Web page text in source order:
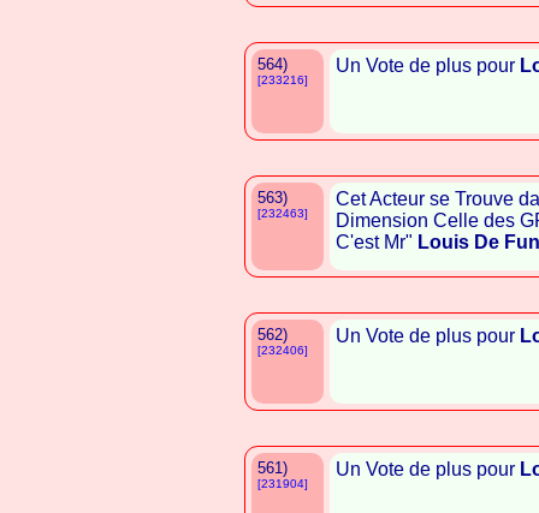
564)
[233216]
Un Vote de plus pour
563)
[232463]
Cet Acteur se Trouve
Dimension Celle des
C'est Mr" Louis De
562)
[232406]
Un Vote de plus pour
561)
[231904]
Un Vote de plus pour